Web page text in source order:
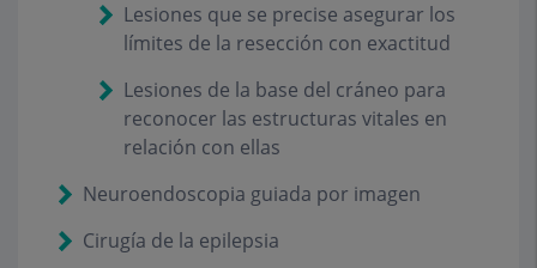
Lesiones que se precise asegurar los
límites de la resección con exactitud
Lesiones de la base del cráneo para
reconocer las estructuras vitales en
relación con ellas
Neuroendoscopia guiada por imagen
Cirugía de la epilepsia